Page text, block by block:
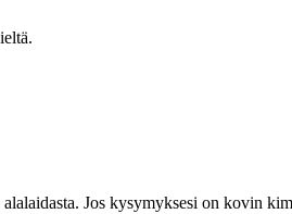
Jos kysymyksesi on kovin